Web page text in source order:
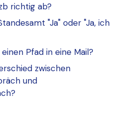
richtig ab?
"Ja" oder "Ja, ich
Pfad in eine Mail?
zwischen
und